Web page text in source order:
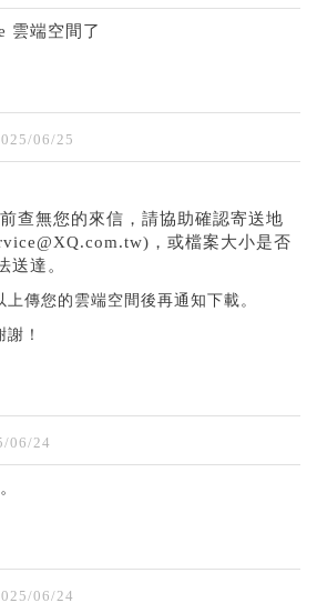
雲端空間了
06/25
查無您的來信，請協助確認寄送地
，或檔案大小是否
送達。
傳您的雲端空間後再通知下載。
！
06/24
06/24